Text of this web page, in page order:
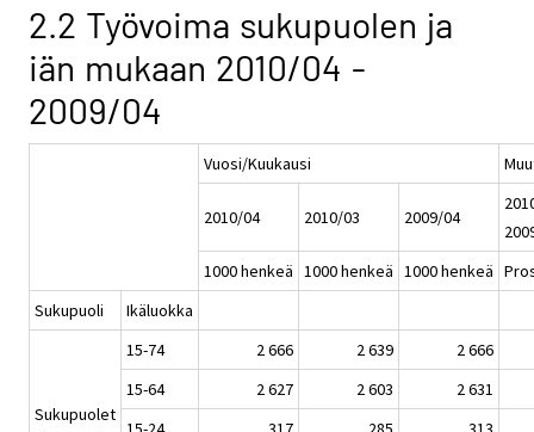
2.2 Työvoima sukupuolen ja
iän mukaan 2010/04 -
2009/04
Vuosi/Kuukausi
2010/04 2010/03 2009/04
1000 henkeä 1000 henkeä 1000 henkeä
Sukupuoli
Ikäluokka
Sukupuolet
15-74 2 666 2 639
2 666
15-64
2 627 2 603
2 631